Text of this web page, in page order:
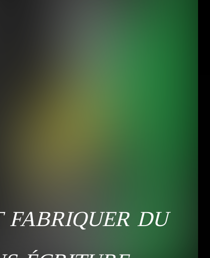
fabriquer du